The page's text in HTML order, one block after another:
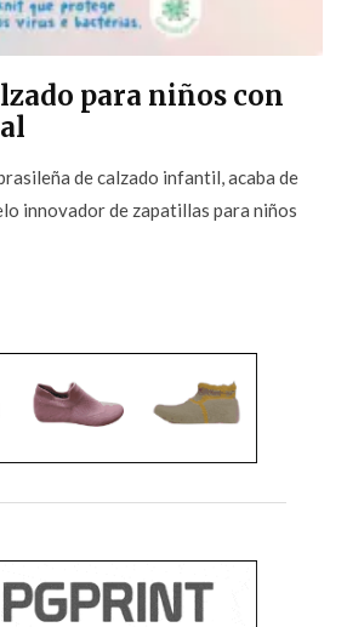
para niños con
de calzado infantil, acaba de
innovador de zapatillas para niños